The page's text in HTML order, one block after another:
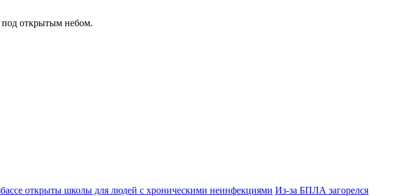
под открытым небом.
открыты школы для людей с хроническими неинфекциями Из-за БПЛА загорелся